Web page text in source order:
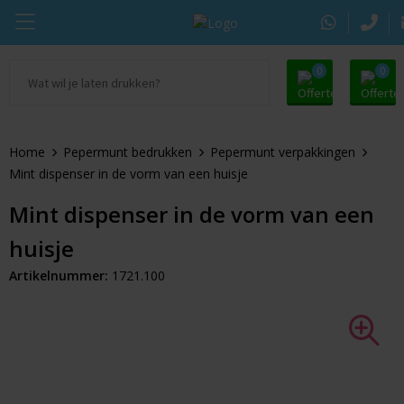
0 0
Chocolade
Pepermunt
Kauwgom
Alle promosupply
Oranje artikelen
Dag van de Zorg
Door de Brievenbus
Sportlife
Chupa Chups
Pringles
Home Pepermunt bedrukken
Pepermunt verpakkingen
Mint dispenser in de vorm van een huisje
Mint dispenser in de vorm van een
huisje
Artikelnummer: 1721.100